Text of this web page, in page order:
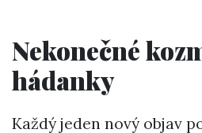
Nekonečné
hádanky
Každý jeden nový objav